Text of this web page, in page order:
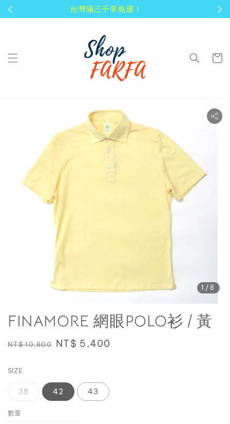
顧客享有商品到貨七天鑑賞期！
1 /8
FINAMORE 網眼POLO衫 / 黃
Regular
NT$ 10,800 Sale
NT$ 5,400
SIZE
38 42 43
數量